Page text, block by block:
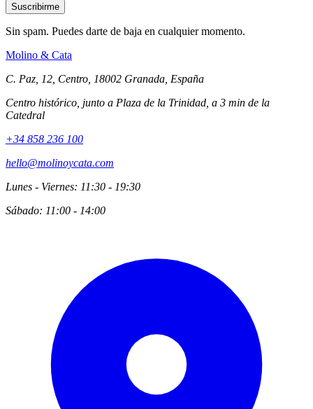
Sin spam. Puedes darte de baja en cualquier momento.
Molino & Cata
C. Paz, 12, Centro, 18002 Granada, España
Centro histórico, junto a Plaza de la Trinidad, a 3 min de la
Catedral
+34 858 236 100
hello@molinoycata.com
Lunes - Viernes: 11:30 - 19:30
Sábado: 11:00 - 14:00